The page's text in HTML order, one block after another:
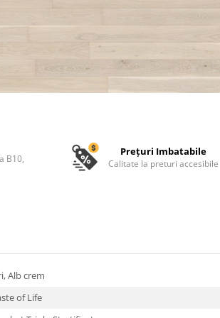
B10,
Prețuri Imbatabile
Calitate la preturi accesibile
Alb crem
of Life